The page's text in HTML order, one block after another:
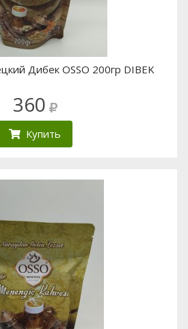
Дибек OSSO 200гр DIBEK
360
Купить